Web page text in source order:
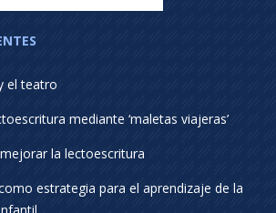
el teatro
mediante ‘maletas viajeras’
la lectoescritura
estrategia para el aprendizaje de la